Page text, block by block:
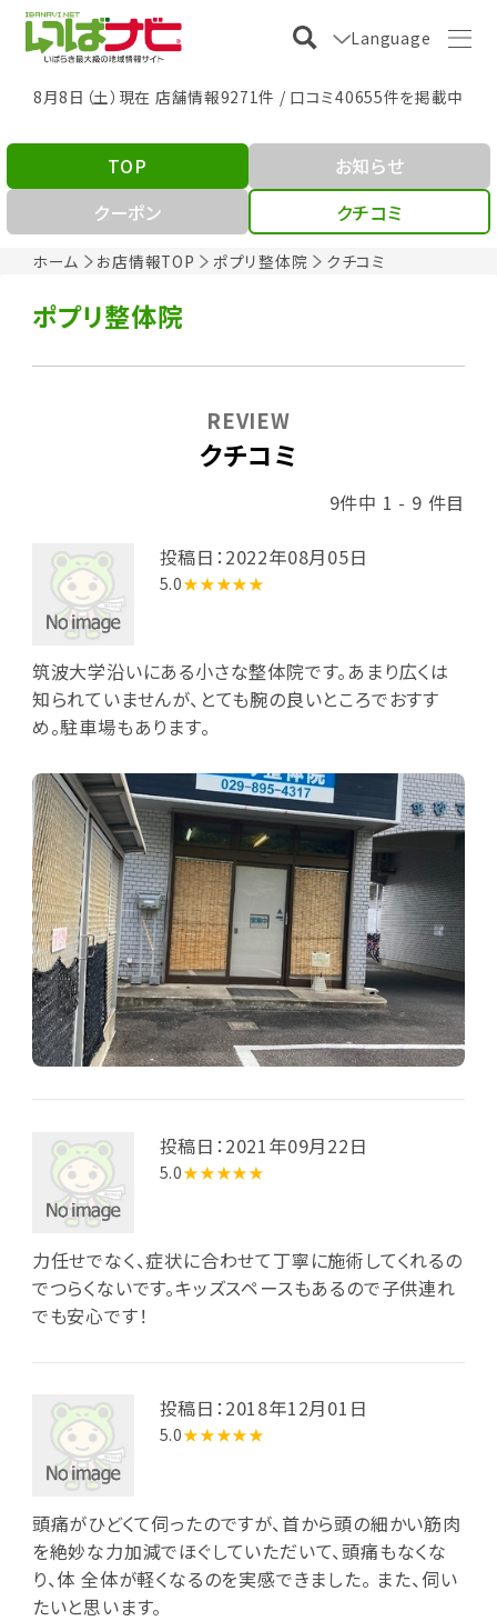
Language
8月8日（土）現在 店舗情報9271件 / 口コミ40655件を掲載中
ホーム お店情報TOP ポプリ整体院 クチコミ
TOP
お知らせ
クーポン
クチコミ
ポプリ整体院
クチコミ
REVIEW
9件中 1 - 9 件目
投稿日：2022年08月05日
5.0★★★★★
筑波大学沿いにある小さな整体院です。あまり広くは
知られていませんが、とても腕の良いところでおすす
め。駐車場もあります。
投稿日：2021年09月22日
5.0★★★★★
力任せでなく、症状に合わせて丁寧に施術してくれるの
でつらくないです。キッズスペースもあるので子供連れ
でも安心です！
投稿日：2018年12月01日
5.0★★★★★
頭痛がひどくて伺ったのですが、首から頭の細かい筋肉
を絶妙な力加減でほぐしていただいて、頭痛もなくな
り、体 全体が軽くなるのを実感できました。 また、伺い
たいと思います。